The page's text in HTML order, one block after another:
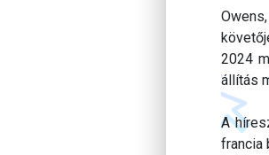
2024
állítás
A
francia